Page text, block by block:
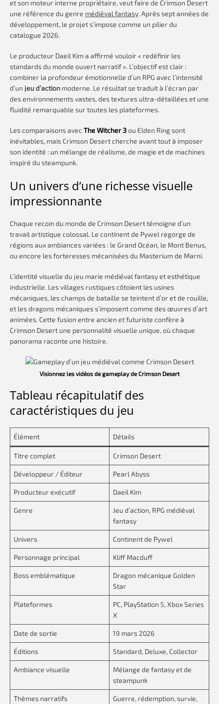
et son moteur interne propriétaire, veut faire de Crimson Desert
une référence du genre médiéval fantasy. Après sept années de
développement, le projet s’impose comme un pilier du
catalogue 2026.
Le producteur Daeil Kim a affirmé vouloir « redéfinir les
standards du monde ouvert narratif ». L’objectif est clair :
combiner la profondeur émotionnelle d’un RPG avec l’intensité
d’un jeu d’action moderne. Le résultat se traduit à l’écran par
des environnements vastes, des textures ultra-détaillées et une
fluidité remarquable sur toutes les plateformes.
Les comparaisons avec The Witcher 3ou Elden Ring sont
inévitables, mais Crimson Desert cherche avant tout à imposer
son identité : un mélange de réalisme, de magie et de machines
inspiré du steampunk.
Un univers d’une richesse visuelle
impressionnante
Chaque recoin du monde de Crimson Desert témoigne d’un
travail artistique colossal. Le continent de Pywel regorge de
régions aux ambiances variées : le Grand Océan, le Mont Benus,
ou encore les forteresses mécanisées du Masterium de Marni.
L’identité visuelle du jeu marie médiéval fantasy et esthétique
industrielle. Les villages rustiques côtoient les usines
mécaniques, les champs de bataille se teintent d’or et de rouille,
et les dragons mécaniques s’imposent comme des œuvres d’art
animées. Cette fusion entre ancien et futuriste confère à
Crimson Desert une personnalité visuelle unique, où chaque
panorama raconte une histoire.
Visionnez les vidéos de gameplay de Crimson Desert
Tableau récapitulatif des
caractéristiques du jeu
Élément Détails
Titre complet Crimson Desert
Développeur / Éditeur Pearl Abyss
Producteur exécutif Daeil Kim
Genre
Jeu d’action, RPG médiéval
fantasy
Univers Continent de Pywel
Personnage principal Kliff Macduff
Boss emblématique
Dragon mécanique Golden
Star
Plateformes
PC, PlayStation 5, Xbox Series
X
Date de sortie 19 mars 2026
Éditions Standard, Deluxe, Collector
Ambiance visuelle
Mélange de fantasy et de
steampunk
Thèmes narratifs
Guerre, rédemption, survie,